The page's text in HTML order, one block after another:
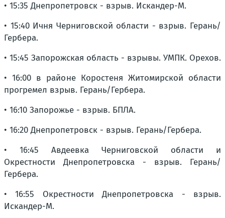
• 15:35 Днепропетровск - взрыв. Искандер-М.
• 15:40 Ичня Черниговской области - взрыв. Герань/
Гербера.
• 15:45 Запорожская область - взрывы. УМПК. Орехов.
• 16:00 в районе Коростеня Житомирской области
прогремел взрыв. Герань/Гербера.
• 16:10 Запорожье - взрыв. БПЛА.
• 16:20 Днепропетровск - взрыв. Герань/Гербера.
• 16:45 Авдеевка Черниговской области и
Окрестности Днепропетровска - взрыв. Герань/
Гербера.
• 16:55 Окрестности Днепропетровска - взрыв.
Искандер-М.